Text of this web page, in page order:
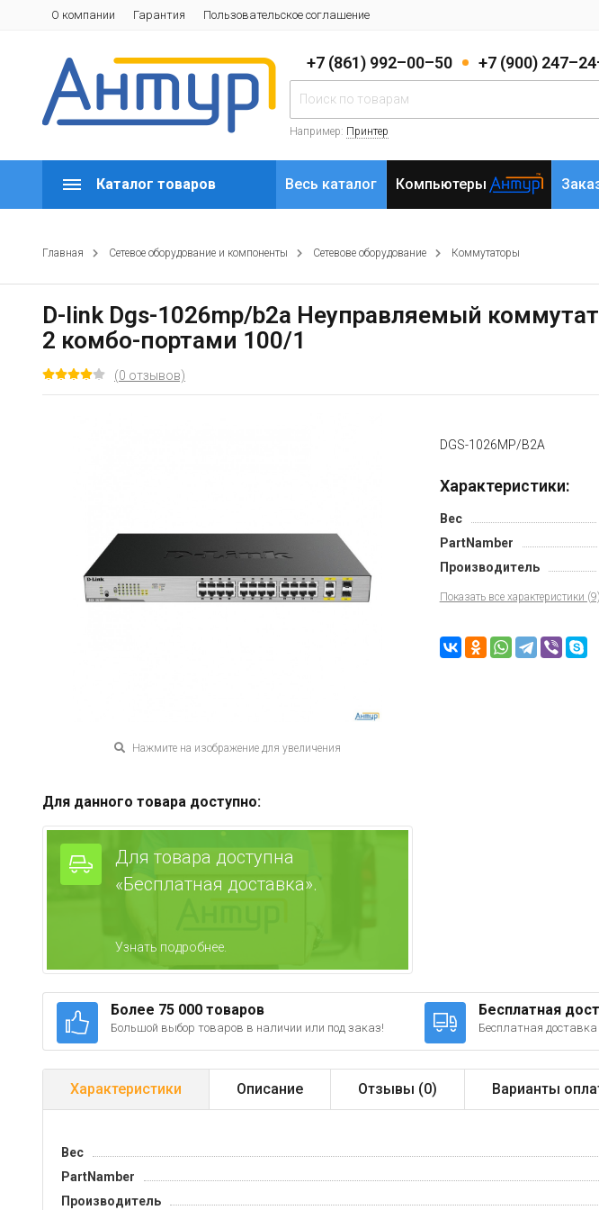
О компании Гарантия Пользовательское соглашение
+7 (861) 992–00–50 +7 (900)
Например: Принтер
Каталог товаров Весь каталог Компьютеры
Главная Сетевое оборудование и компоненты Сетевове оборудование Коммутаторы
D-link Dgs-1026mp/b2a Неуправляемый
2 комбо-портами 100/1
(0 отзывов)
Нажмите на изображение для увеличения
DGS-1026MP/B2A
Характеристики:
Вес
PartNamber
Производитель
Показать все характеристики (9)
Для данного товара доступно:
Для товара доступна
«Бесплатная доставка».
Узнать подробнее.
Более 75 000 товаров
Большой выбор товаров в наличии или под заказ!
Бесплатная
Бесплатная
Характеристики Описание Отзывы (0) Варианты
Вес
PartNamber
Производитель